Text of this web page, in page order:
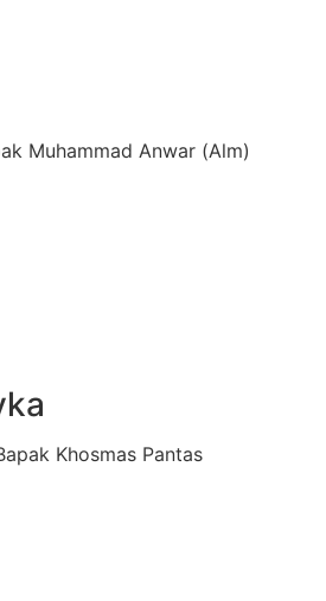
Muhammad Anwar (Alm)
Khosmas Pantas